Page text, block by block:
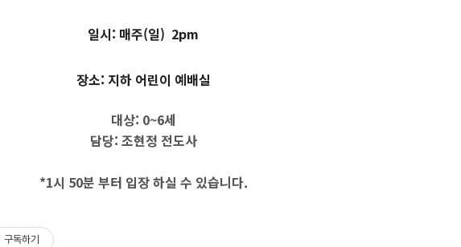
일시: 매주(일) 2pm
장소: 지하 어린이 예배실
대상: 0~6세
담당: 조현정 전도사
*1시 50분 부터 입장 하실 수 있습니다.
구독하기